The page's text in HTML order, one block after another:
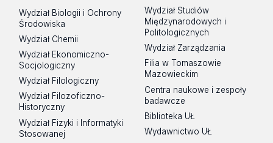
Wydział Biologii i Ochrony
Środowiska
Wydział Chemii
Wydział Ekonomiczno-
Socjologiczny
Wydział Filologiczny
Wydział Filozoficzno-
Historyczny
Wydział Fizyki i Informatyki
Stosowanej
Wydział Studiów
Międzynarodowych i
Politologicznych
Wydział Zarządzania
Filia w Tomaszowie
Mazowieckim
Centra naukowe i zespoły
badawcze
Biblioteka UŁ
Wydawnictwo UŁ